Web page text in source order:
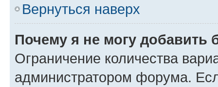
Вернуться наверх
Почему я не могу добавить
Ограничение количества
администратором форума.